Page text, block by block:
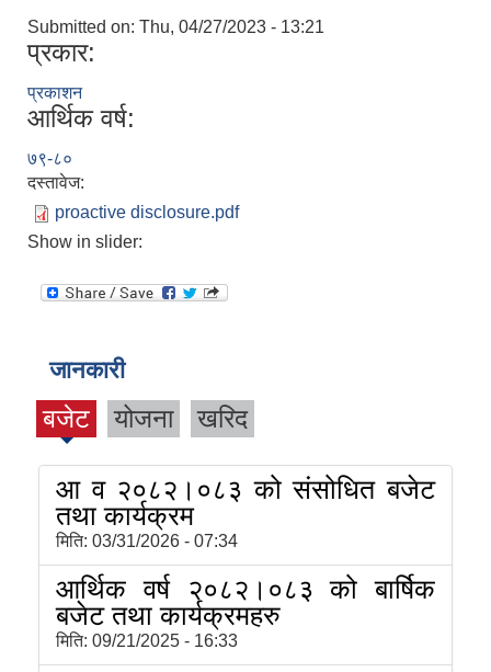
Submitted on: Thu, 04/27/2023 - 13:21
प्रकार:
प्रकाशन
आर्थिक वर्ष:
७९-८०
दस्तावेज:
proactive disclosure.pdf
Show in slider:
जानकारी
बजेट योजना खरिद
आ व २०८२।०८३ को संसोधित बजेट
तथा कार्यक्रम
मिति: 03/31/2026 - 07:34
आर्थिक वर्ष २०८२।०८३ को बार्षिक
बजेट तथा कार्यक्रमहरु
मिति: 09/21/2025 - 16:33